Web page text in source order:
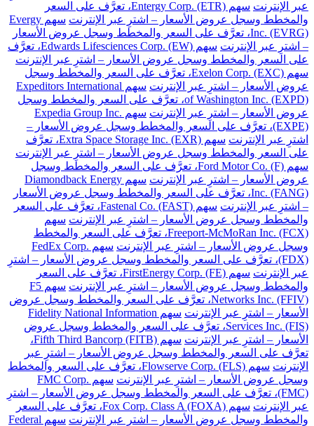
عبر الإنترنت
سهم Entergy Corp. (ETR)، تعرَّف على السعر
والمخطط وسجل عروض الأسعار – اشترِ عبر الإنترنت
سهم Evergy
Inc. (EVRG)، تعرَّف على السعر والمخطط وسجل عروض الأسعار
– اشترِ عبر الإنترنت
سهم Edwards Lifesciences Corp. (EW)، تعرَّف
على السعر والمخطط وسجل عروض الأسعار – اشترِ عبر الإنترنت
سهم Exelon Corp. (EXC)، تعرَّف على السعر والمخطط وسجل
عروض الأسعار – اشترِ عبر الإنترنت
سهم Expeditors International
of Washington Inc. (EXPD)، تعرَّف على السعر والمخطط وسجل
عروض الأسعار – اشترِ عبر الإنترنت
سهم Expedia Group Inc.
(EXPE)، تعرَّف على السعر والمخطط وسجل عروض الأسعار –
اشترِ عبر الإنترنت
سهم Extra Space Storage Inc. (EXR)، تعرَّف
على السعر والمخطط وسجل عروض الأسعار – اشترِ عبر الإنترنت
سهم Ford Motor Co. (F)، تعرَّف على السعر والمخطط وسجل
عروض الأسعار – اشترِ عبر الإنترنت
سهم Diamondback Energy
Inc. (FANG)، تعرَّف على السعر والمخطط وسجل عروض الأسعار
– اشترِ عبر الإنترنت
سهم Fastenal Co. (FAST)، تعرَّف على السعر
والمخطط وسجل عروض الأسعار – اشترِ عبر الإنترنت سهم
Freeport-McMoRan Inc. (FCX)، تعرَّف على السعر والمخطط
وسجل عروض الأسعار – اشترِ عبر الإنترنت
سهم FedEx Corp.
(FDX)، تعرَّف على السعر والمخطط وسجل عروض الأسعار – اشترِ
عبر الإنترنت
سهم FirstEnergy Corp. (FE)، تعرَّف على السعر
والمخطط وسجل عروض الأسعار – اشترِ عبر الإنترنت
سهم F5
Networks Inc. (FFIV)، تعرَّف على السعر والمخطط وسجل عروض
الأسعار – اشترِ عبر الإنترنت
سهم Fidelity National Information
Services Inc. (FIS)، تعرَّف على السعر والمخطط وسجل عروض
الأسعار – اشترِ عبر الإنترنت
سهم Fifth Third Bancorp (FITB)،
تعرَّف على السعر والمخطط وسجل عروض الأسعار – اشترِ عبر
الإنترنت
سهم Flowserve Corp. (FLS)، تعرَّف على السعر والمخطط
وسجل عروض الأسعار – اشترِ عبر الإنترنت
سهم FMC Corp.
(FMC)، تعرَّف على السعر والمخطط وسجل عروض الأسعار – اشترِ
عبر الإنترنت
سهم Fox Corp. Class A (FOXA)، تعرَّف على السعر
والمخطط وسجل عروض الأسعار – اشترِ عبر الإنترنت
سهم Federal